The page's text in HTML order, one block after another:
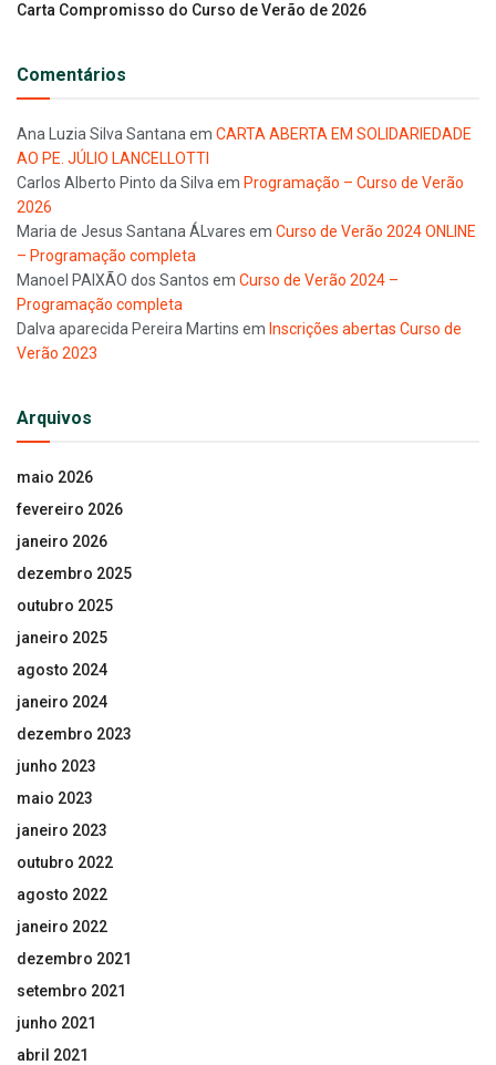
Carta Compromisso do Curso de Verão de 2026
Comentários
Ana Luzia Silva Santana em CARTA ABERTA EM SOLIDARIEDADE
AO PE. JÚLIO LANCELLOTTI
Carlos Alberto Pinto da Silva em Programação – Curso de Verão
2026
Maria de Jesus Santana ÁLvares em Curso de Verão 2024 ONLINE
– Programação completa
Manoel PAIXÃO dos Santos em Curso de Verão 2024 –
Programação completa
Dalva aparecida Pereira Martins em Inscrições abertas Curso de
Verão 2023
Arquivos
maio 2026
fevereiro 2026
janeiro 2026
dezembro 2025
outubro 2025
janeiro 2025
agosto 2024
janeiro 2024
dezembro 2023
junho 2023
maio 2023
janeiro 2023
outubro 2022
agosto 2022
janeiro 2022
dezembro 2021
setembro 2021
junho 2021
abril 2021